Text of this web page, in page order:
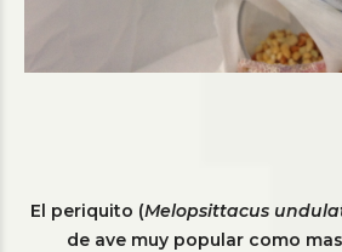
El periquito (Melopsittacus
de ave muy popular como